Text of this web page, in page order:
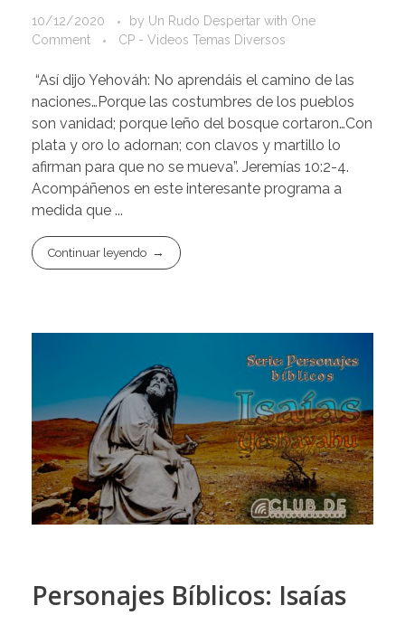
10/12/2020 by Un Rudo Despertar with One
Comment
CP - Videos Temas Diversos
“Así dijo Yehováh: No aprendáis el camino de las
naciones…Porque las costumbres de los pueblos
son vanidad; porque leño del bosque cortaron…Con
plata y oro lo adornan; con clavos y martillo lo
afirman para que no se mueva”. Jeremías 10:2-4.
Acompáñenos en este interesante programa a
medida que ...
Continuar leyendo
Personajes Bíblicos: Isaías